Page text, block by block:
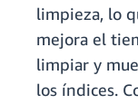
limpieza, lo
mejora el
limpiar y
los índices.